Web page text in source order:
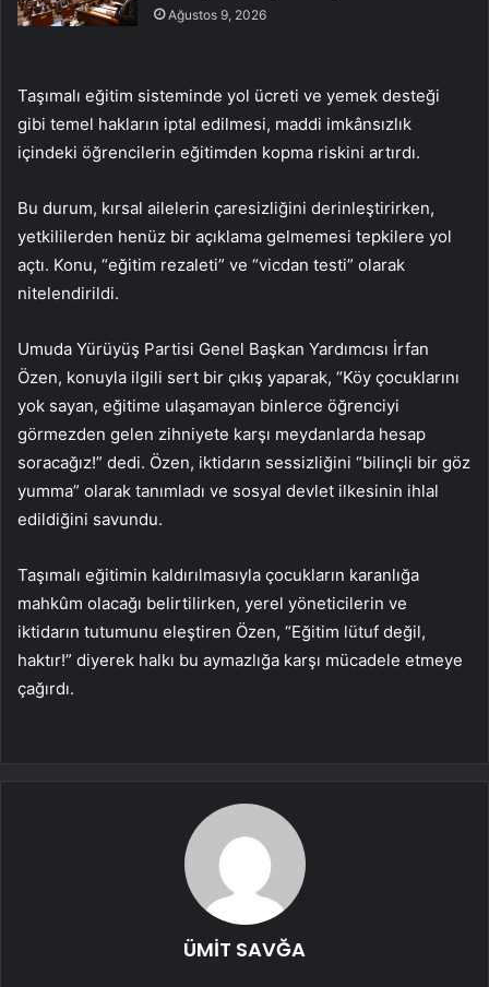
Ağustos 9, 2026
Taşımalı eğitim sisteminde yol ücreti ve yemek desteği
gibi temel hakların iptal edilmesi, maddi imkânsızlık
içindeki öğrencilerin eğitimden kopma riskini artırdı.
Bu durum, kırsal ailelerin çaresizliğini derinleştirirken,
yetkililerden henüz bir açıklama gelmemesi tepkilere yol
açtı. Konu, “eğitim rezaleti” ve “vicdan testi” olarak
nitelendirildi.
Umuda Yürüyüş Partisi Genel Başkan Yardımcısı İrfan
Özen, konuyla ilgili sert bir çıkış yaparak, “Köy çocuklarını
yok sayan, eğitime ulaşamayan binlerce öğrenciyi
görmezden gelen zihniyete karşı meydanlarda hesap
soracağız!” dedi. Özen, iktidarın sessizliğini “bilinçli bir göz
yumma” olarak tanımladı ve sosyal devlet ilkesinin ihlal
edildiğini savundu.
Taşımalı eğitimin kaldırılmasıyla çocukların karanlığa
mahkûm olacağı belirtilirken, yerel yöneticilerin ve
iktidarın tutumunu eleştiren Özen, “Eğitim lütuf değil,
haktır!” diyerek halkı bu aymazlığa karşı mücadele etmeye
çağırdı.
ÜMİT SAVĞA